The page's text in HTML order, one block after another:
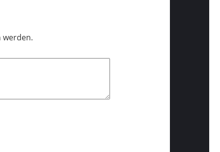
werden.